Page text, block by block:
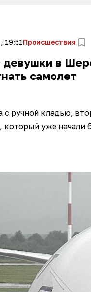
19:51Происшествия
в
самолет
ручной кладью,
который уже начали